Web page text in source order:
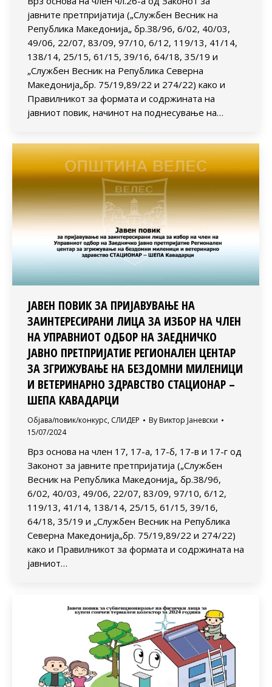
јавните претпријатија („Службен Весник на
Република Македонија„ бр.З8/96, 6/02, 40/03,
49/06, 22/07, 83/09, 97/10, 6/12, 119/13, 41/14,
138/14, 25/15, 61/15, 39/16, 64/18, 35/19 и
„Службен Весник на Република Северна
Македонија„бр. 75/19,89/22 и 274/22) како и
Правилникот за формата и содржината на
јавниот повик, начинот на поднесување на…
ЈАВЕН ПОВИК ЗА ПРИЈАВУВАЊЕ НА
ЗАИНТЕРЕСИРАНИ ЛИЦА ЗА ИЗБОР НА ЧЛЕН
НА УПРАВНИОТ ОДБОР НА ЗАЕДНИЧКО
ЈАВНО ПРЕТПРИЈАТИЕ РЕГИОНАЛЕН ЦЕНТАР
ЗА ЗГРИЖУВАЊЕ НА БЕЗДОМНИ МИЛЕНИЦИ
И ВЕТЕРИНАРНО ЗДРАВСТВО СТАЦИОНАР –
ШЕПА КАВАДАРЦИ
Објава/повик/конкурс, СЛИДЕР By Виктор Јаневски
15/07/2024
Врз основа на член 17, 17-а, 17-б, 17-в и 17-г од
Законот за јавните претпријатија („Службен
Весник на Република Македонија„ бр.З8/96,
6/02, 40/03, 49/06, 22/07, 83/09, 97/10, 6/12,
119/13, 41/14, 138/14, 25/15, 61/15, 39/16,
64/18, 35/19 и „Службен Весник на Република
Северна Македонија„бр. 75/19,89/22 и 274/22)
како и Правилникот за формата и содржината на
јавниот…